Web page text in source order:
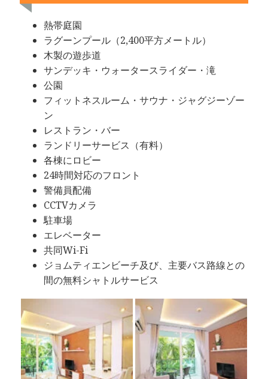
熱帯庭園
ラグーンプール（2,400平方メートル）
木製の遊歩道
サンデッキ・ウォータースライダー・滝
公園
フィットネスルーム・サウナ・ジャグジーゾー
ン
レストラン・バー
ランドリーサービス（有料）
各棟にロビー
24時間対応のフロント
警備員配備
CCTVカメラ
駐車場
エレベーター
共同Wi-Fi
ジョムティエンビーチ及び、主要バス路線との
間の無料シャトルサービス